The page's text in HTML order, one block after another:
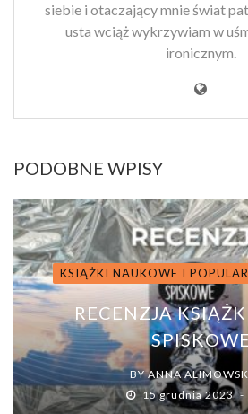
siebie i otaczający mnie świat
usta wciąż wykrzywiam w
ironicznym.
PODOBNE WPISY
KSIĄŻKI NAUKOWE I
RECENZJA
SPISKOWE
BYANNA
15 grudnia 2023